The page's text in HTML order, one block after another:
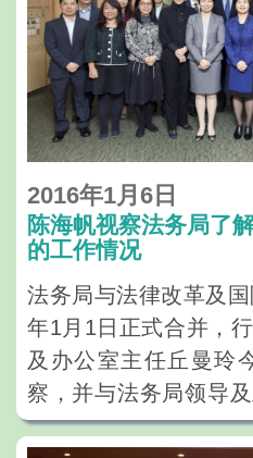
2016年1月6日
陈海帆视察法务局了
的工作情况
法务局与法律改革及
年1月1日正式合并，
及办公室主任丘曼玲
察，并与法务局领导
后的工作情况。